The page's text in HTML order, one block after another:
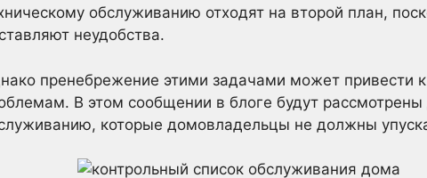
обслуживанию отходят на второй план,
неудобства.
пренебрежение этими задачами может привести
В этом сообщении в блоге будут
которые домовладельцы не должны